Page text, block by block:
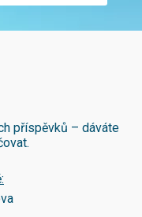
příspěvků – dáváte